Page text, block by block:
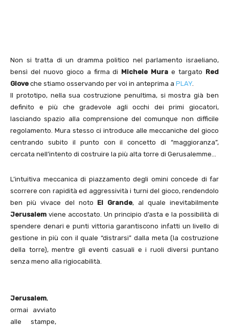
Non si tratta di un dramma politico nel parlamento israeliano,
bensì del nuovo gioco a firma di Michele Mura e targato Red
Glove che stiamo osservando per voi in anteprima a PLAY
Il prototipo, nella sua costruzione penultima, si mostra già ben
definito e più che gradevole agli occhi dei primi giocatori,
lasciando spazio alla comprensione del comunque non difficile
regolamento. Mura stesso ci introduce alle meccaniche del gioco
centrando subito il punto con il concetto di “maggioranza”,
cercata nell’intento di costruire la più alta torre di Gerusalemme…
L’intuitiva meccanica di piazzamento degli omini concede di far
scorrere con rapidità ed aggressività i turni del gioco, rendendolo
ben più vivace del noto El Grande, al quale inevitabilmente
Jerusalem viene accostato. Un principio d’asta e la possibilità di
spendere denari e punti vittoria garantiscono infatti un livello di
gestione in più con il quale “distrarsi” dalla meta (la costruzione
della torre), mentre gli eventi casuali e i ruoli diversi puntano
senza meno alla rigiocabilità.
Jerusalem,
ormai avviato
alle stampe,